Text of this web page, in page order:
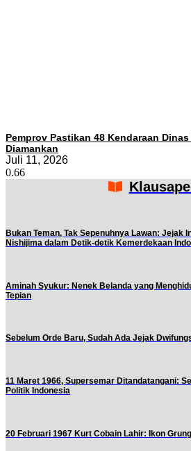
Pemprov Pastikan 48 Kendaraan
Diamankan
Juli 11, 2026
Bukan Teman, Tak Sepenuhnya Lawan: Jejak
Nishijima dalam Detik-detik Kemerdekaan
Aminah Syukur: Nenek Belanda yang
Tepian
Sebelum Orde Baru, Sudah Ada Jejak
11 Maret 1966, Supersemar Ditandatangani:
Politik Indonesia
20 Februari 1967 Kurt Cobain Lahir: Ikon